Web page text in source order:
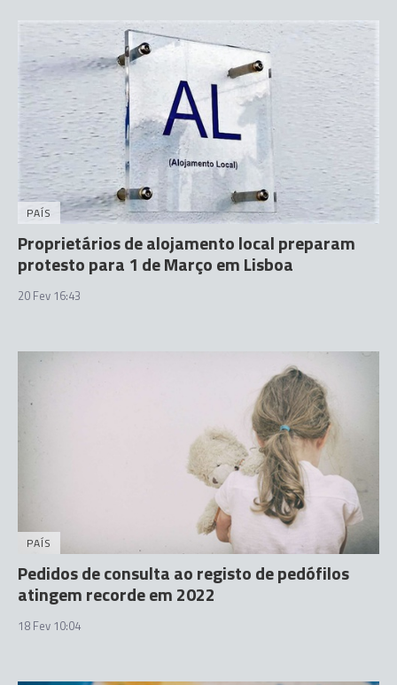
PAÍS
Proprietários de alojamento local preparam
protesto para 1 de Março em Lisboa
20 Fev 16:43
PAÍS
Pedidos de consulta ao registo de pedófilos
atingem recorde em 2022
18 Fev 10:04